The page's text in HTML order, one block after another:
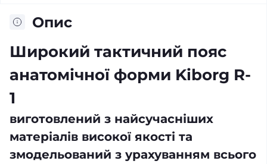
Опис
Широкий тактичний пояс
анатомічної форми Kiborg R-
1
виготовлений з найсучасніших
матеріалів високої якості та
змодельований з урахуванням всього